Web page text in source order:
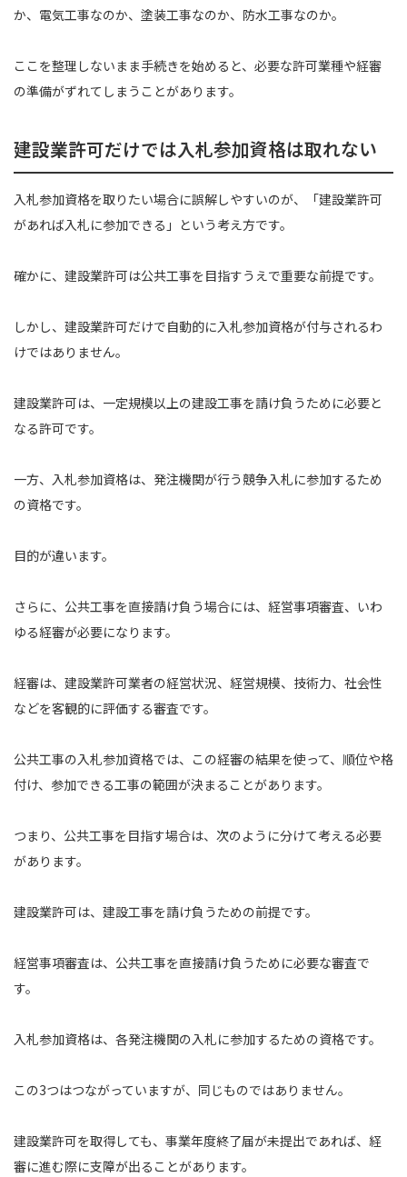
か、電気工事なのか、塗装工事なのか、防水工事なのか。
ここを整理しないまま手続きを始めると、必要な許可業種や経審
の準備がずれてしまうことがあります。
建設業許可だけでは入札参加資格は取れない
入札参加資格を取りたい場合に誤解しやすいのが、「建設業許可
があれば入札に参加できる」という考え方です。
確かに、建設業許可は公共工事を目指すうえで重要な前提です。
しかし、建設業許可だけで自動的に入札参加資格が付与されるわ
けではありません。
建設業許可は、一定規模以上の建設工事を請け負うために必要と
なる許可です。
一方、入札参加資格は、発注機関が行う競争入札に参加するため
の資格です。
目的が違います。
さらに、公共工事を直接請け負う場合には、経営事項審査、いわ
ゆる経審が必要になります。
経審は、建設業許可業者の経営状況、経営規模、技術力、社会性
などを客観的に評価する審査です。
公共工事の入札参加資格では、この経審の結果を使って、順位や格
付け、参加できる工事の範囲が決まることがあります。
つまり、公共工事を目指す場合は、次のように分けて考える必要
があります。
建設業許可は、建設工事を請け負うための前提です。
経営事項審査は、公共工事を直接請け負うために必要な審査で
す。
入札参加資格は、各発注機関の入札に参加するための資格です。
この3つはつながっていますが、同じものではありません。
建設業許可を取得しても、事業年度終了届が未提出であれば、経
審に進む際に支障が出ることがあります。